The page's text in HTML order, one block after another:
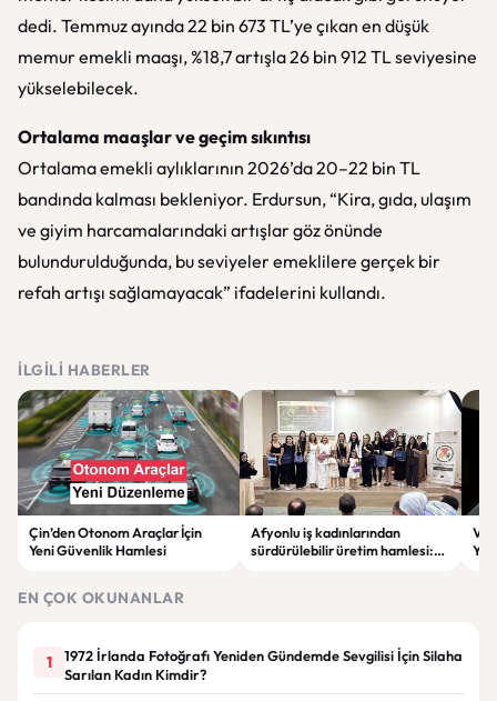
dedi. Temmuz ayında 22 bin 673 TL’ye çıkan en düşük
memur emekli maaşı, %18,7 artışla 26 bin 912 TL seviyesine
yükselebilecek.
Ortalama maaşlar ve geçim sıkıntısı
Ortalama emekli aylıklarının 2026’da 20–22 bin TL
bandında kalması bekleniyor. Erdursun, “Kira, gıda, ulaşım
ve giyim harcamalarındaki artışlar göz önünde
bulundurulduğunda, bu seviyeler emeklilere gerçek bir
refah artışı sağlamayacak” ifadelerini kullandı.
İLGILI HABERLER
Çin’den Otonom Araçlar İçin
Yeni Güvenlik Hamlesi
Afyonlu iş kadınlarından
sürdürülebilir üretim hamlesi:
EN ÇOK OKUNANLAR
1
1972 İrlanda Fotoğrafı Yeniden Gündemde Sevgilisi İçin Silaha
Sarılan Kadın Kimdir?